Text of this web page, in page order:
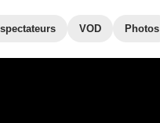
VOD Photos